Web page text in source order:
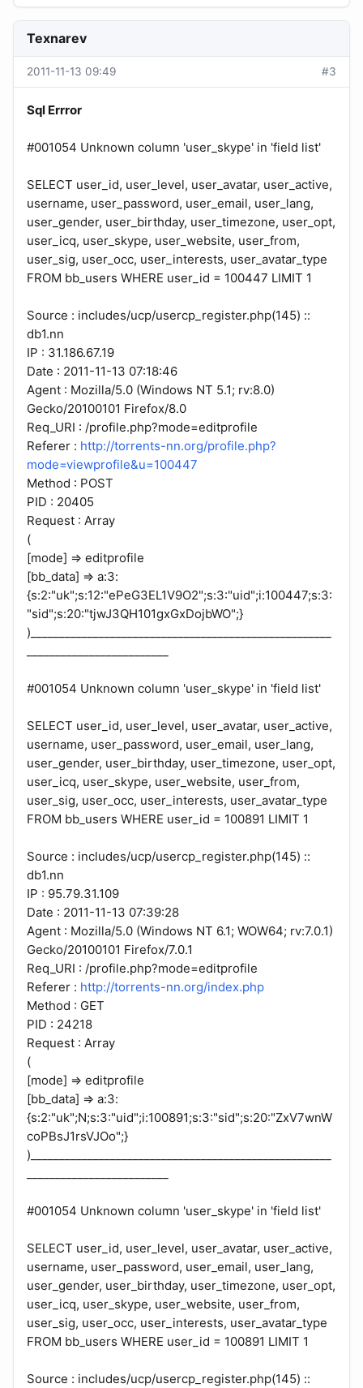
Texnarev
2011-11-13 09:49 #3
Sql Errror
#001054 Unknown column 'user_skype' in 'field list'
SELECT user_id, user_level, user_avatar, user_active,
username, user_password, user_email, user_lang,
user_gender, user_birthday, user_timezone, user_opt,
user_icq, user_skype, user_website, user_from,
user_sig, user_occ, user_interests, user_avatar_type
FROM bb_users WHERE user_id = 100447 LIMIT 1
Source : includes/ucp/usercp_register.php(145) ::
db1.nn
IP : 31.186.67.19
Date : 2011-11-13 07:18:46
Agent : Mozilla/5.0 (Windows NT 5.1; rv:8.0)
Gecko/20100101 Firefox/8.0
Req_URI : /profile.php?mode=editprofile
Referer : http://torrents-nn.org/profile.php?
mode=viewprofile&u=100447
Method : POST
PID : 20405
Request : Array
(
[mode] => editprofile
[bb_data] => a:3:
{s:2:"uk";s:12:"ePeG3EL1V9O2";s:3:"uid";i:100447;s:3:
"sid";s:20:"tjwJ3QH101gxGxDojbWO";}
)_____________________________________________________
#001054 Unknown column 'user_skype' in 'field list'
SELECT user_id, user_level, user_avatar, user_active,
username, user_password, user_email, user_lang,
user_gender, user_birthday, user_timezone, user_opt,
user_icq, user_skype, user_website, user_from,
user_sig, user_occ, user_interests, user_avatar_type
FROM bb_users WHERE user_id = 100891 LIMIT 1
Source : includes/ucp/usercp_register.php(145) ::
db1.nn
IP : 95.79.31.109
Date : 2011-11-13 07:39:28
Agent : Mozilla/5.0 (Windows NT 6.1; WOW64; rv:7.0.1)
Gecko/20100101 Firefox/7.0.1
Req_URI : /profile.php?mode=editprofile
Referer : http://torrents-nn.org/index.php
Method : GET
PID : 24218
Request : Array
(
[mode] => editprofile
[bb_data] => a:3:
{s:2:"uk";N;s:3:"uid";i:100891;s:3:"sid";s:20:"ZxV7wnW
coPBsJ1rsVJOo";}
)_____________________________________________________
#001054 Unknown column 'user_skype' in 'field list'
SELECT user_id, user_level, user_avatar, user_active,
username, user_password, user_email, user_lang,
user_gender, user_birthday, user_timezone, user_opt,
user_icq, user_skype, user_website, user_from,
user_sig, user_occ, user_interests, user_avatar_type
FROM bb_users WHERE user_id = 100891 LIMIT 1
Source : includes/ucp/usercp_register.php(145) ::